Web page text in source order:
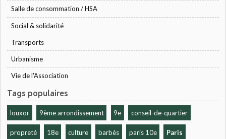
Salle de consommation / HSA
Social & solidarité
Transports
Urbanisme
Vie de l'Association
Tags populaires
louxor 9ème arrondissement 9e conseil-de-quartier
propreté 18e culture barbès paris 10e Paris